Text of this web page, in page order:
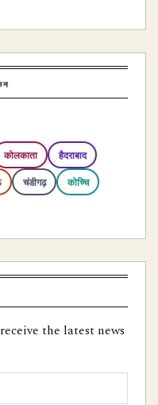
कोलकाता हैदराबाद
चंडीगढ़ कोच्चि
the latest news